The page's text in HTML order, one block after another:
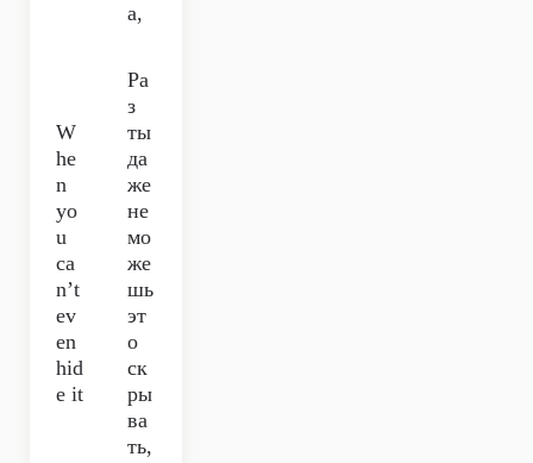
а,
W
he
n
yo
u
ca
n’t
ev
en
hid
e it
Ра
з
ты
да
же
не
мо
же
шь
эт
о
ск
ры
ва
ть,